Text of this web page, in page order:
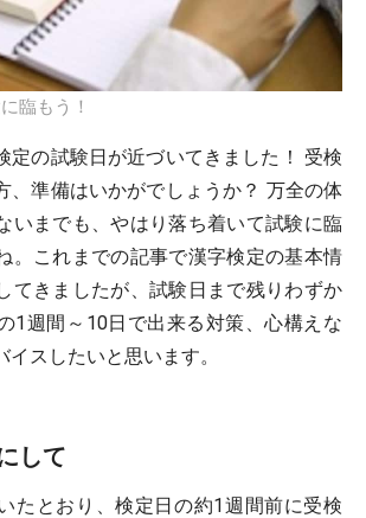
臨もう！
定の試験日が近づいてきました！ 受検
、準備はいかがでしょうか？ 万全の体
いまでも、やはり落ち着いて試験に臨
。これまでの記事で漢字検定の基本情
てきましたが、試験日まで残りわずか
1週間～10日で出来る対策、心構えな
イスしたいと思います。
して
たとおり、検定日の約1週間前に受検